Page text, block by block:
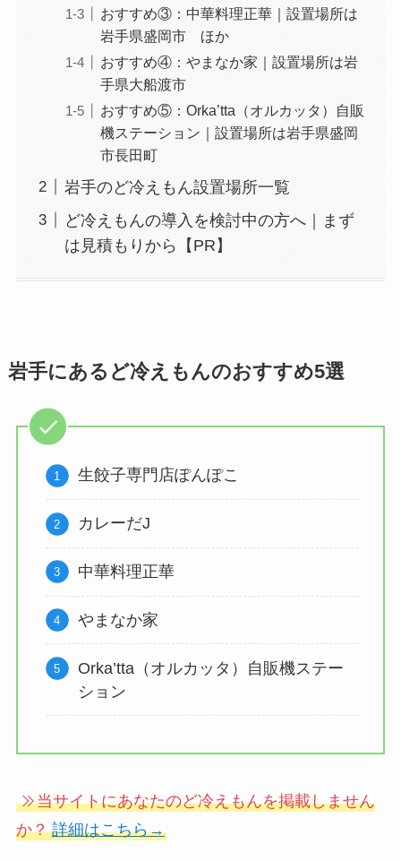
おすすめ③：中華料理正華｜設置場所は
岩手県盛岡市 ほか
おすすめ④：やまなか家｜設置場所は岩
手県大船渡市
おすすめ⑤：Orka’tta（オルカッタ）自販
機ステーション｜設置場所は岩手県盛岡
市長田町
岩手のど冷えもん設置場所一覧
ど冷えもんの導入を検討中の方へ｜まず
は見積もりから【PR】
岩手にあるど冷えもんのおすすめ5選
生餃子専門店ぽんぽこ
カレーだJ
中華料理正華
やまなか家
Orka’tta（オルカッタ）自販機ステー
ション
当サイトにあなたのど冷えもんを掲載しません
か？ 詳細はこちら→